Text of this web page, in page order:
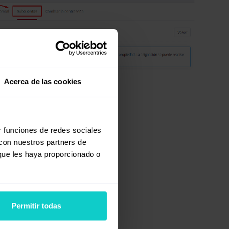
Acerca de las cookies
de redes sociales
nuestros partners de
les haya proporcionado o
Permitir todas